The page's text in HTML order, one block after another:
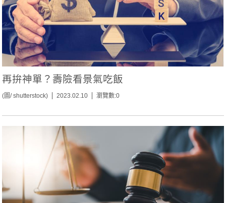
再拚神單？壽險看景氣吃飯
(圖/ shutterstock) 2023.02.10 瀏覽數:0